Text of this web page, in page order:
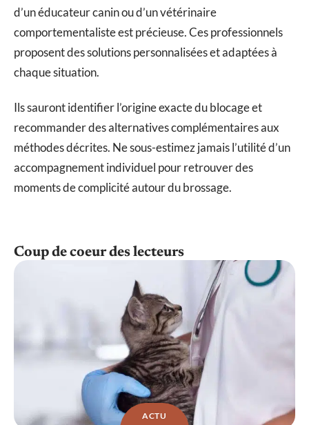
d’un éducateur canin ou d’un vétérinaire
comportementaliste est précieuse. Ces professionnels
proposent des solutions personnalisées et adaptées à
chaque situation.
Ils sauront identifier l’origine exacte du blocage et
recommander des alternatives complémentaires aux
méthodes décrites. Ne sous-estimez jamais l’utilité d’un
accompagnement individuel pour retrouver des
moments de complicité autour du brossage.
Coup de coeur des lecteurs
ACTU